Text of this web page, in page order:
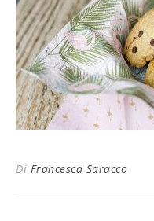
Di Francesca Saracco